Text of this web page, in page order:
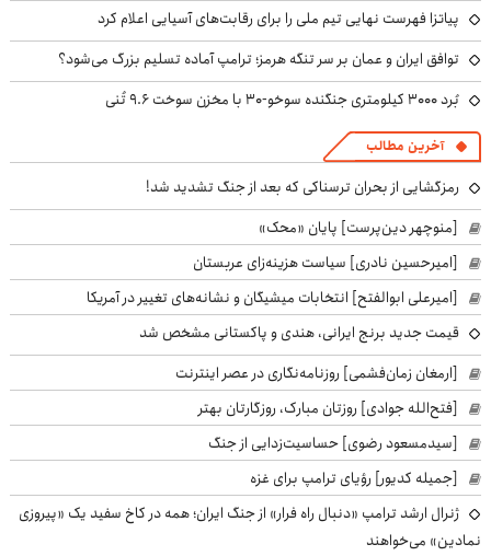
پیاتزا فهرست نهایی تیم ملی را برای رقابت‌های آسیایی اعلام کرد
توافق ایران و عمان بر سر تنگه هرمز؛ ترامپ آماده تسلیم بزرگ می‌شود؟
بُرد ۳۰۰۰ کیلومتری جنگنده سوخو-۳۰ با مخزن سوخت ۹.۶ تُنی
آخرین مطالب
رمزگشایی از بحران ترسناکی که بعد از جنگ تشدید شد!
[منوچهر دین‌پرست] پایان «محک»
[امیرحسین نادری] سیاست هزینه‌زای عربستان
[امیرعلی ابوالفتح] انتخابات میشیگان و نشانه‌های تغییر در آمریکا
قیمت جدید برنج ایرانی، هندی و پاکستانی مشخص شد
[ارمغان زمان‌فشمی] روزنامه‌نگاری در عصر اینترنت
[فتح‌الله جوادی] روزتان مبارک، روزگارتان بهتر
[سیدمسعود رضوی] حساسیت‌زدایی از جنگ
[جمیله کدیور] رؤیای ترامپ برای غزه
ژنرال ارشد ترامپ «دنبال راه فرار» از جنگ ایران؛ همه در کاخ سفید یک «پیروزی
نمادین» می‌خواهند